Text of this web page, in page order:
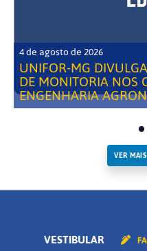
4 de agosto de 2026
UNIFOR-MG
DE MONITORIA NOS
ENGENHARIA
VER
VESTIBULAR